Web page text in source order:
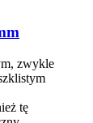
zwykle
tę